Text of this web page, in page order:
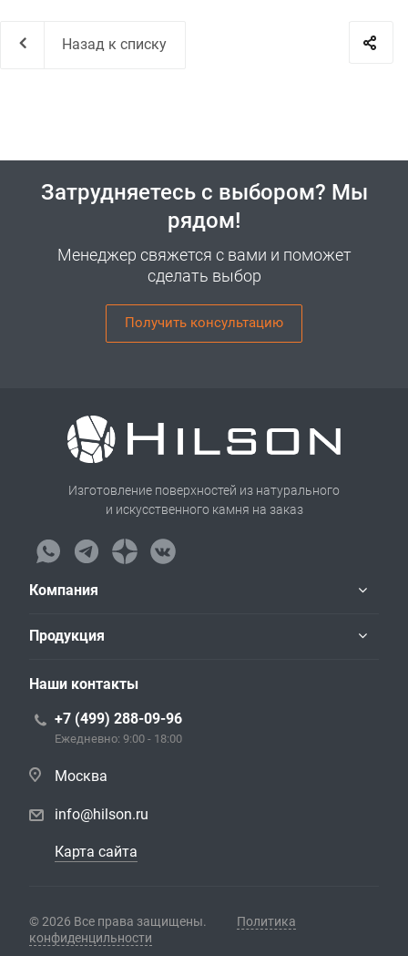
Назад к списку
Затрудняетесь с выбором? Мы
рядом!
Менеджер свяжется с вами и поможет
сделать выбор
Получить консультацию
Изготовление поверхностей из натурального
и искусственного камня на заказ
Компания
Продукция
Наши контакты
+7 (499) 288-09-96
Ежедневно: 9:00 - 18:00
Москва
info@hilson.ru
Карта сайта
© 2026 Все права защищены.
Политика
конфиденцильности